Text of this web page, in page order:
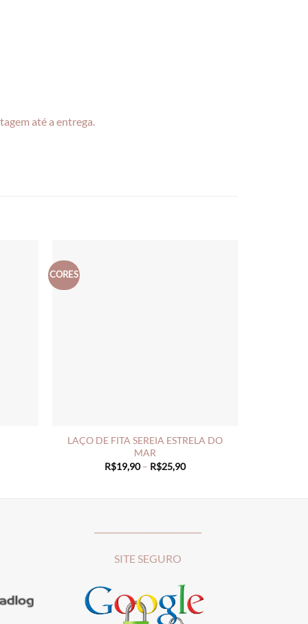
até a entrega.
CORES
LAÇO DE FITA SEREIA ESTRELA DO
MAR
R$19,90 – R$25,90Price
SITE SEGURO